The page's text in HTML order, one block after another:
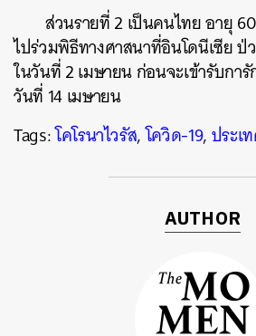
ส่วนรายที่ 2 เป็นคนไทย อายุ
ไปร่วมพิธีทางศาสนาที่อินโดนีเซีย ป่
ในวันที่ 2 เมษายน ก่อนจะเข้ารับกา
วันที่ 14 เมษายน
Tags:โคโรนาไวรัส,โควิด-19,ประเ
AUTHOR
ค้นหา
SHARE TWEET LINE